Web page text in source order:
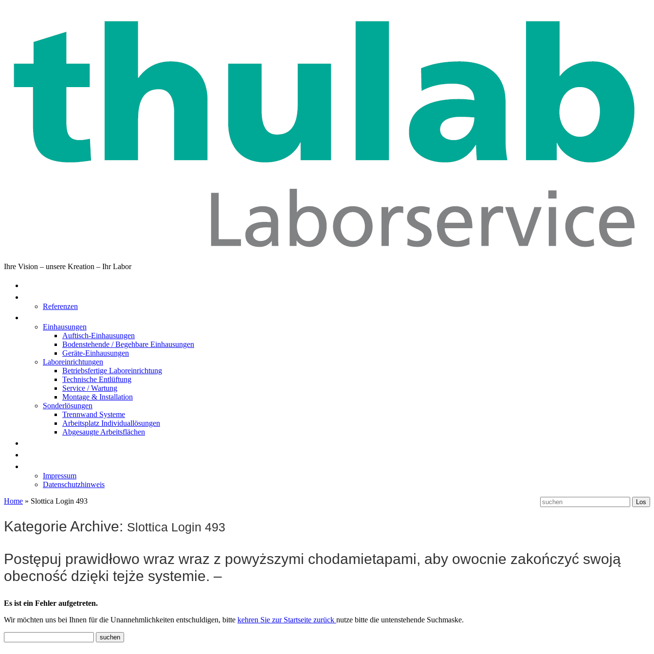
Ihre Vision – unsere Kreation – Ihr Labor
Referenzen
Einhausungen
Auftisch-Einhausungen
Bodenstehende / Begehbare Einhausungen
Geräte-Einhausungen
Laboreinrichtungen
Betriebsfertige Laboreinrichtung
Technische Entlüftung
Service / Wartung
Montage & Installation
Sonderlösungen
Trennwand Systeme
Arbeitsplatz Individuallösungen
Abgesaugte Arbeitsflächen
Impressum
Datenschutzhinweis
Home » Slottica Login 493
Kategorie Archive: Slottica Login 493
Postępuj prawidłowo wraz wraz z powyższymi chodamietapami, aby owocnie zakończyć swoją
obecność dzięki tejże systemie. –
Es ist ein Fehler aufgetreten.
Wir möchten uns bei Ihnen für die Unannehmlichkeiten entschuldigen, bitte kehren Sie zur Startseite zurück nutze bitte die untenstehende Suchmaske.